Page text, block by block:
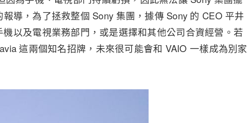
報導，為了拯救整個 Sony 集團，據傳 Sony 的 CEO 平井
以及電視業務部門，或是選擇和其他公司合資經營。若
這兩個知名招牌，未來很可能會和 VAIO 一樣成為別家